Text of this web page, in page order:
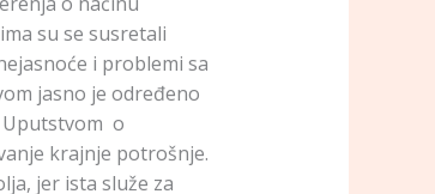
su se susretali
i problemi sa
jasno je određeno
Uputstvom o
krajnje potrošnje.
jer ista služe za